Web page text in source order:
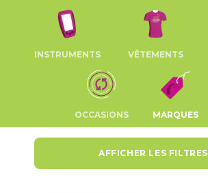
INSTRUMENTS VÊTEMENTS
OCCASIONS MARQUES
AFFICHER LES FILTRES